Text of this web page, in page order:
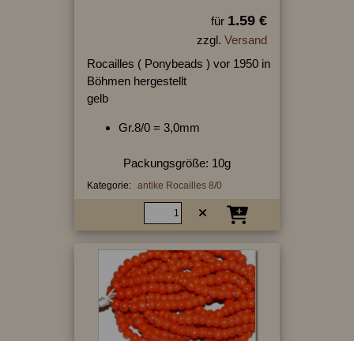
für 1.59 €
zzgl. Versand
Rocailles ( Ponybeads ) vor 1950 in
Böhmen hergestellt
gelb
Gr.8/0 = 3,0mm
Packungsgröße: 10g
Kategorie: antike Rocailles 8/0